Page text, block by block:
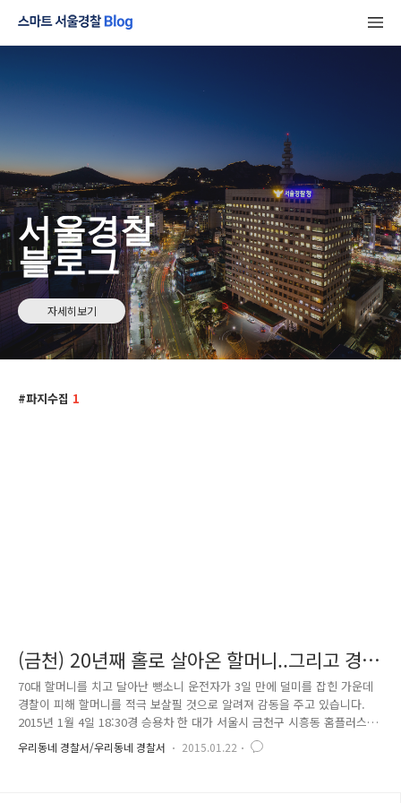
서울경찰
블로그
자세히보기
파지수집 1
(금천) 20년째 홀로 살아온 할머니..그리고 경찰
관
70대 할머니를 치고 달아난 뺑소니 운전자가 3일 만에 덜미를 잡힌 가운데
경찰이 피해 할머니를 적극 보살필 것으로 알려져 감동을 주고 있습니다.
2015년 1월 4일 18:30경 승용차 한 대가 서울시 금천구 시흥동 홈플러스
방면에서 손수레를 세워두고 파지를 줍던 70대 할머니를 충격하고 조치 없
이 도주하고 행방을 감췄습니다. 서울 금천 경찰서는 우측 발목 및 팔이 골
우리동네 경찰서/우리동네 경찰서 2015.01.22